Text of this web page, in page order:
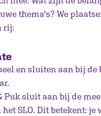
thema's? We
rij:
en sluiten aan bij de
Puk sluit aan bij de
SLO. Dit betekent: je